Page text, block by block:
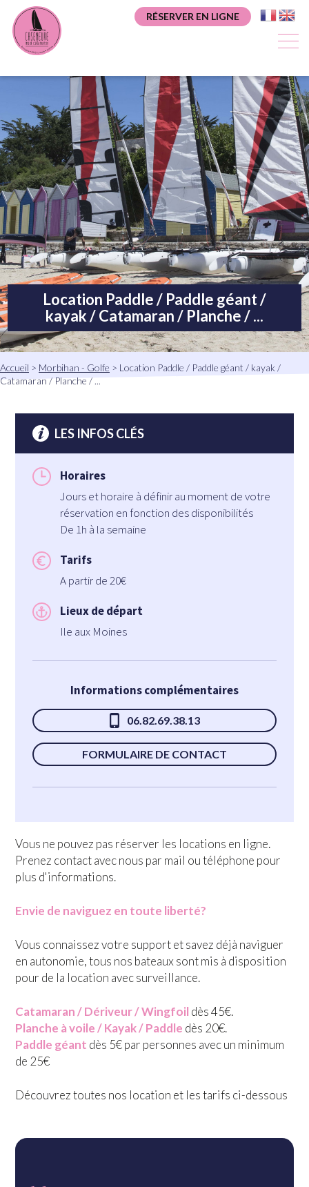
Aller
contenu
principal
RÉSERVER EN LIGNE
Location Paddle / Paddle géant /
kayak / Catamaran / Planche / ...
Fil
d'Ariane
Accueil Morbihan - Golfe
Location Paddle / Paddle géant / kayak /
Catamaran / Planche / ...
LES INFOS CLÉS
Horaires
Jours et horaire à définir au moment de votre
réservation en fonction des disponibilités
De 1h à la semaine
Tarifs
A partir de 20€
Lieux de départ
Ile aux Moines
Informations complémentaires
06.82.69.38.13
FORMULAIRE DE CONTACT
Vous ne pouvez pas réserver les locations en ligne.
Prenez contact avec nous par mail ou téléphone pour
plus d'informations.
Envie de naviguez en toute liberté?
Vous connaissez votre support et savez déjà naviguer
en autonomie, tous nos bateaux sont mis à disposition
pour de la location avec surveillance.
Catamaran / Dériveur / Wingfoil dès 45€.
Planche à voile / Kayak / Paddle dès 20€.
Paddle géant dès 5€ par personnes avec un minimum
de 25€
Découvrez toutes nos location et les tarifs ci-dessous
Panneau de gestion des cookies